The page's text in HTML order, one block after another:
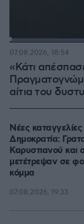
«Κάτι
αίτια του
07.08.2026, 18:54
Νέες
Δημοκρατία:
Καρυστιανού και
μετέτρεψαν σε
κόμμα
07.08.2026, 19:33